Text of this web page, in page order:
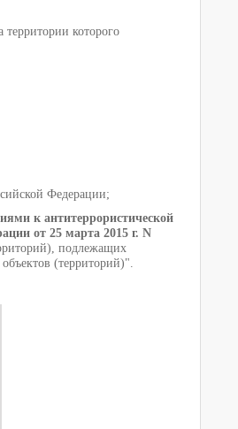
которого
Федерации;
к антитеррористической
от 25 марта 2015 г. N
подлежащих
(территорий)".